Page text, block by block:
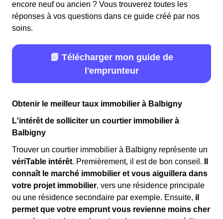
encore neuf ou ancien ? Vous trouverez toutes les
réponses à vos questions dans ce guide créé par nos
soins.
📗 Télécharger mon guide de
l'emprunteur
Obtenir le meilleur taux immobilier à Balbigny
L'intérêt de solliciter un courtier immobilier à
Balbigny
Trouver un courtier immobilier à Balbigny représente un
vériTable intérêt. Premièrement, il est de bon conseil.
connaît le marché immobilier et vous aiguillera dans
votre projet immobilier, vers une résidence principale
ou une résidence secondaire par exemple. Ensuite, il
permet que votre emprunt vous revienne moins cher